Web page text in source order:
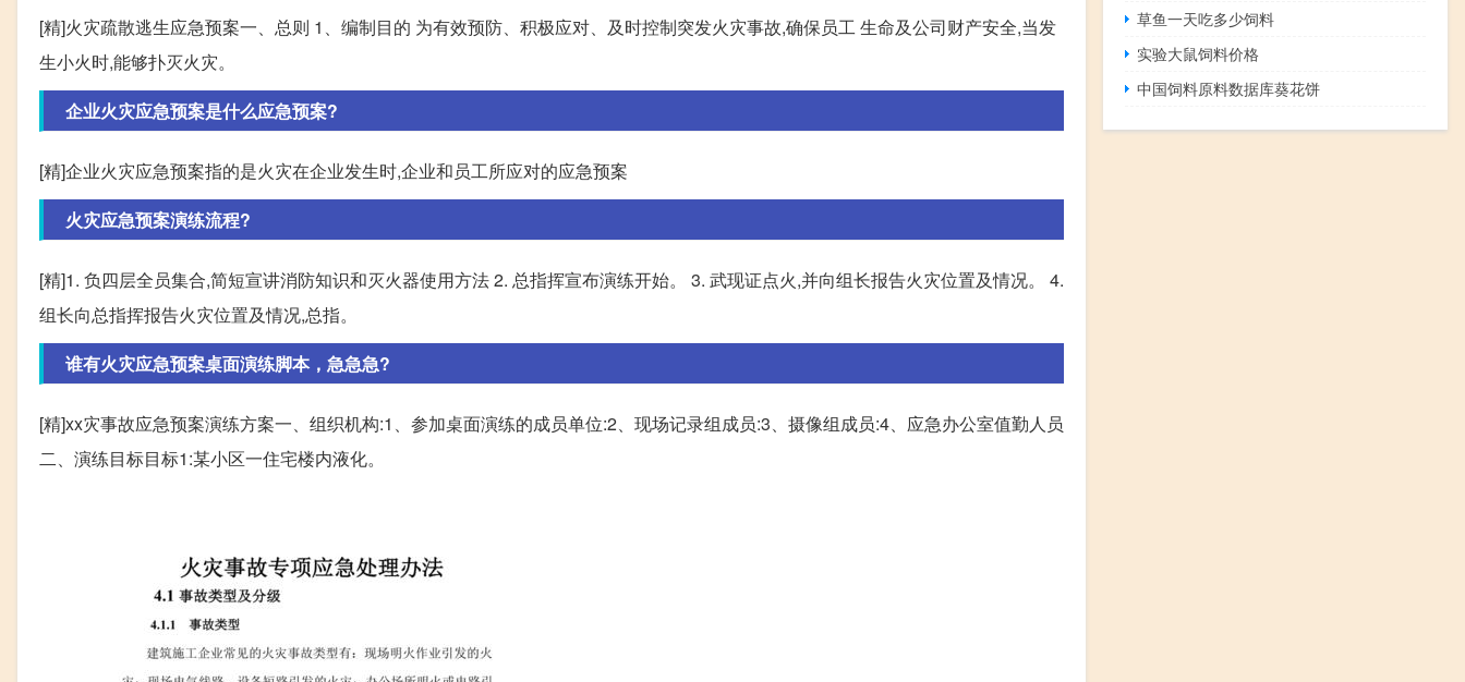
[精]火灾疏散逃生应急预案一、总则 1、编制目的 为有效预防、积极应对、及时控制突发火灾事故,确保员工 生命及公司财产安全,当发
生小火时,能够扑灭火灾。
企业火灾应急预案是什么应急预案?
[精]企业火灾应急预案指的是火灾在企业发生时,企业和员工所应对的应急预案
火灾应急预案演练流程?
[精]1. 负四层全员集合,简短宣讲消防知识和灭火器使用方法 2. 总指挥宣布演练开始。 3. 武现证点火,并向组长报告火灾位置及情况。 4.
组长向总指挥报告火灾位置及情况,总指。
谁有火灾应急预案桌面演练脚本，急急急?
[精]xx灾事故应急预案演练方案一、组织机构:1、参加桌面演练的成员单位:2、现场记录组成员:3、摄像组成员:4、应急办公室值勤人员
二、演练目标目标1:某小区一住宅楼内液化。
草鱼一天吃多少饲料
实验大鼠饲料价格
中国饲料原料数据库葵花饼